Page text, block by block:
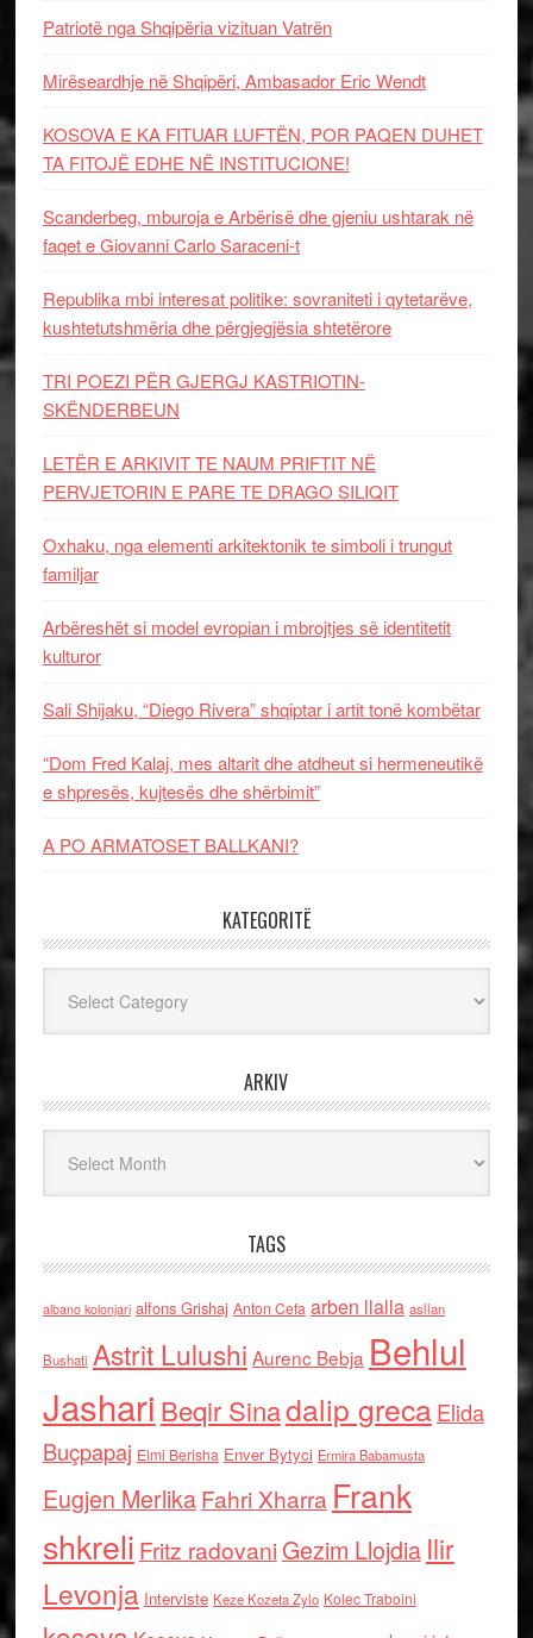
Patriotë nga Shqipëria vizituan Vatrën
Mirëseardhje në Shqipëri, Ambasador Eric Wendt
KOSOVA E KA FITUAR LUFTËN, POR PAQEN DUHET
TA FITOJË EDHE NË INSTITUCIONE!
Scanderbeg, mburoja e Arbërisë dhe gjeniu ushtarak në
faqet e Giovanni Carlo Saraceni-t
Republika mbi interesat politike: sovraniteti i qytetarëve,
kushtetutshmëria dhe përgjegjësia shtetërore
TRI POEZI PËR GJERGJ KASTRIOTIN-
SKËNDERBEUN
LETËR E ARKIVIT TE NAUM PRIFTIT NË
PERVJETORIN E PARE TE DRAGO SILIQIT
Oxhaku, nga elementi arkitektonik te simboli i trungut
familjar
Arbëreshët si model evropian i mbrojtjes së identitetit
kulturor
Sali Shijaku, “Diego Rivera” shqiptar i artit tonë kombëtar
“Dom Fred Kalaj, mes altarit dhe atdheut si hermeneutikë
e shpresës, kujtesës dhe shërbimit”
A PO ARMATOSET BALLKANI?
KATEGORITË
ARKIV
TAGS
albano kolonjari alfons Grishaj Anton Cefa arben llalla asllan
Bushati Astrit Lulushi Aurenc Bebja Behlul
Jashari Beqir Sinadalip grecaElida
Buçpapaj Elmi Berisha Enver Bytyci Ermira Babamusta
Eugjen MerlikaFahri Xharra Frank
shkreli Fritz radovaniGezim Llojdia Ilir
Levonja Interviste Keze Kozeta Zylo Kolec Traboini